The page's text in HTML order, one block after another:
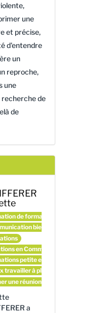
une
et précise,
d'entendre
un
reproche,
une
recherche de
de
de formateurs et d'animateurs
bienveillante
en Communication Non
petite enfance
travailler à plusieurs
une réunion en mode coopératif
a